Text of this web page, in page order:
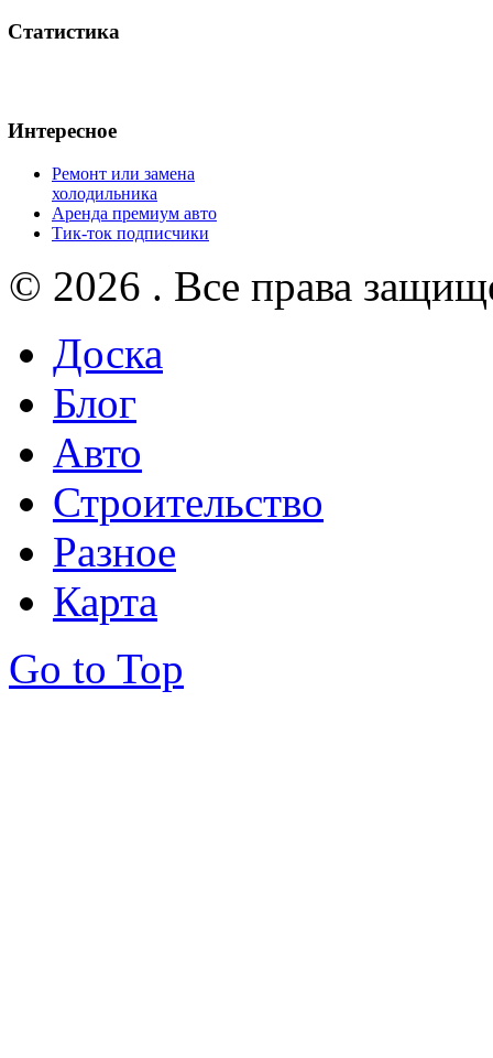
Статистика
Интересное
Ремонт или замена
холодильника
Аренда премиум авто
Тик-ток подписчики
© 2026 . Все права
Доска
Блог
Авто
Строительство
Разное
Карта
Go to Top